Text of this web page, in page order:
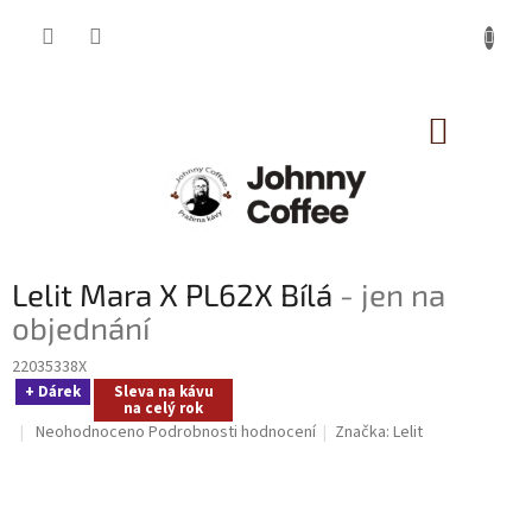
Lelit Mara X PL62X Bílá - jen na
objednání
22035338X
+ Dárek Sleva na kávu
na celý rok
Průměrné
Neohodnoceno Podrobnosti hodnocení Značka:Lelit